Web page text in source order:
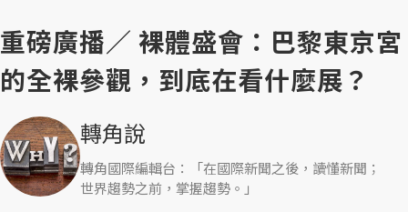
重磅廣播／ 裸體盛會：巴黎東京宮
的全裸參觀，到底在看什麼展？
轉角說
轉角國際編輯台：「在國際新聞之後，讀懂新聞；
世界趨勢之前，掌握趨勢。」